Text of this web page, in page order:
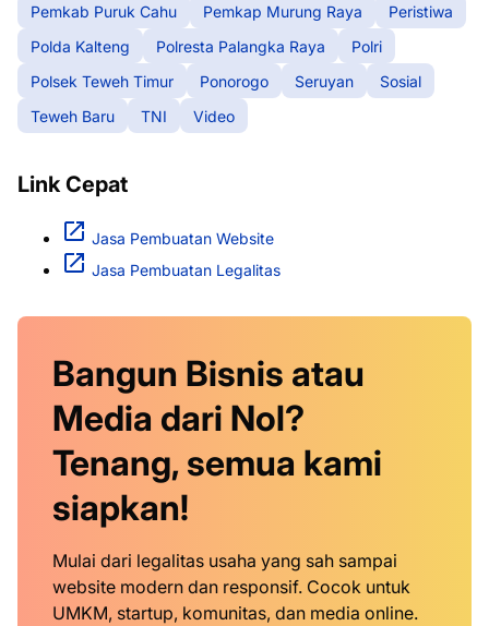
Pemkab Puruk Cahu
Pemkap Murung Raya
Peristiwa
Polda Kalteng
Polresta Palangka Raya
Polri
Polsek Teweh Timur
Ponorogo Seruyan
Sosial
Teweh Baru
TNI Video
Link Cepat
Jasa Pembuatan Website
Jasa Pembuatan Legalitas
Bangun Bisnis atau
Media dari Nol?
Tenang, semua kami
siapkan!
Mulai dari legalitas usaha yang sah sampai
website modern dan responsif. Cocok untuk
UMKM, startup, komunitas, dan media online.